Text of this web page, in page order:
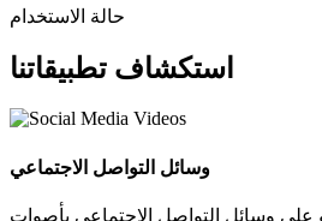
حالة الاستخدام
استكشاف تطبيقاتنا
وسائل التواصل الاجتماعي
على وسائل التواصل الاجتماعي بأصوات